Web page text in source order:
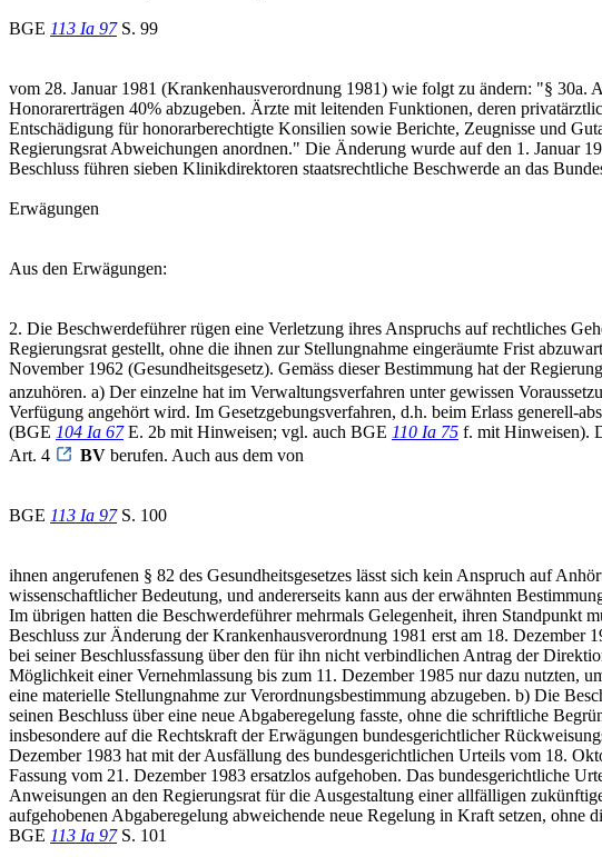
BGE 113 Ia 97S. 99
vom 28. Januar 1981 (Krankenhausverordnung 1981) wie folgt zu ändern: "§
Honorarerträgen 40% abzugeben. Ärzte mit leitenden Funktionen, deren
Entschädigung für honorarberechtigte Konsilien sowie Berichte, Zeugnisse und
Regierungsrat Abweichungen anordnen." Die Änderung wurde auf den 1. Januar
Beschluss führen sieben Klinikdirektoren staatsrechtliche Beschwerde an das
Erwägungen
Aus den Erwägungen:
2. Die Beschwerdeführer rügen eine Verletzung ihres Anspruchs auf rechtliches
Regierungsrat gestellt, ohne die ihnen zur Stellungnahme eingeräumte Frist
November 1962 (Gesundheitsgesetz). Gemäss dieser Bestimmung hat der
anzuhören. a) Der einzelne hat im Verwaltungsverfahren unter gewissen
Verfügung angehört wird. Im Gesetzgebungsverfahren, d.h. beim Erlass generell-
(BGE 104 Ia 67E. 2b mit Hinweisen; vgl. auch BGE 110 Ia 75 f. mit Hinweisen).
Art. 4
BV berufen. Auch aus dem von
BGE 113 Ia 97S. 100
ihnen angerufenen § 82 des Gesundheitsgesetzes lässt sich kein Anspruch auf
wissenschaftlicher Bedeutung, und andererseits kann aus der erwähnten
Im übrigen hatten die Beschwerdeführer mehrmals Gelegenheit, ihren Standpunkt
Beschluss zur Änderung der Krankenhausverordnung 1981 erst am 18. Dezember
bei seiner Beschlussfassung über den für ihn nicht verbindlichen Antrag der
Möglichkeit einer Vernehmlassung bis zum 11. Dezember 1985 nur dazu nutzten,
eine materielle Stellungnahme zur Verordnungsbestimmung abzugeben. b) Die
seinen Beschluss über eine neue Abgaberegelung fasste, ohne die schriftliche
insbesondere auf die Rechtskraft der Erwägungen bundesgerichtlicher
Dezember 1983 hat mit der Ausfällung des bundesgerichtlichen Urteils vom 18.
Fassung vom 21. Dezember 1983 ersatzlos aufgehoben. Das bundesgerichtliche
Anweisungen an den Regierungsrat für die Ausgestaltung einer allfälligen
aufgehobenen Abgaberegelung abweichende neue Regelung in Kraft setzen, ohne
BGE 113 Ia 97S. 101